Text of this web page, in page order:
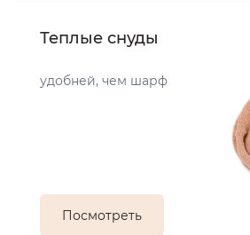
Теплые снуды
удобней, чем шарф
Посмотреть